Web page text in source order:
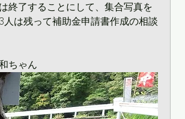
終了することにして、集合写真を
は残って補助金申請書作成の相談
ゃん